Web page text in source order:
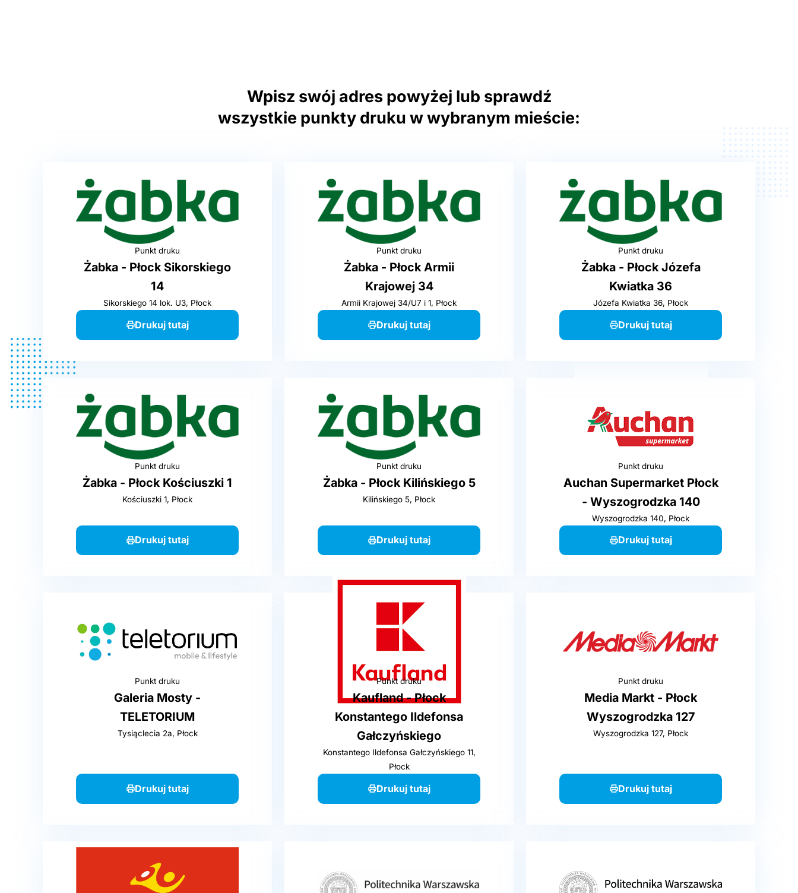
Wpisz swój adres powyżej lub sprawdź
wszystkie punkty druku w wybranym mieście:
Punkt druku
Żabka - Płock Sikorskiego
14
Sikorskiego 14 lok. U3, Płock
Drukuj tutaj
Punkt druku
Żabka - Płock Armii
Krajowej 34
Armii Krajowej 34/U7 i 1, Płock
Drukuj tutaj
Punkt druku
Żabka - Płock Józefa
Kwiatka 36
Józefa Kwiatka 36, Płock
Drukuj tutaj
Punkt druku
Żabka - Płock Kościuszki 1
Kościuszki 1, Płock
Drukuj tutaj
Punkt druku
Żabka - Płock Kilińskiego 5
Kilińskiego 5, Płock
Drukuj tutaj
Punkt druku
Auchan Supermarket Płock
- Wyszogrodzka 140
Wyszogrodzka 140, Płock
Drukuj tutaj
Punkt druku
Galeria Mosty -
TELETORIUM
Tysiąclecia 2a, Płock
Drukuj tutaj
Punkt druku
Kaufland - Płock
Konstantego Ildefonsa
Gałczyńskiego
Konstantego Ildefonsa Gałczyńskiego 11,
Płock
Drukuj tutaj
Punkt druku
Media Markt - Płock
Wyszogrodzka 127
Wyszogrodzka 127, Płock
Drukuj tutaj